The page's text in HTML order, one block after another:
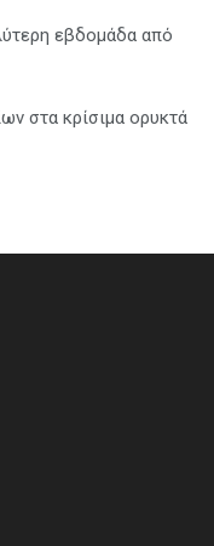
εβδομάδα από
στα κρίσιμα ορυκτά